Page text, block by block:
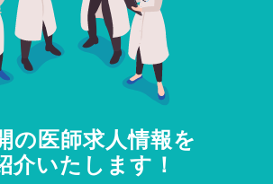
の医師求人情報を
介いたします！